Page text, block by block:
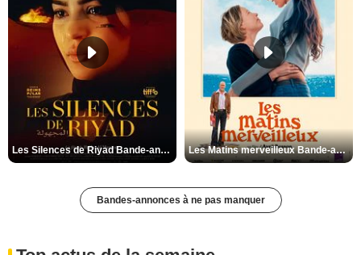
Les Silences de Riyad Bande-annonce VO STFR Les Matins merveilleux Bande-annonce VF
Bandes-annonces à ne pas manquer